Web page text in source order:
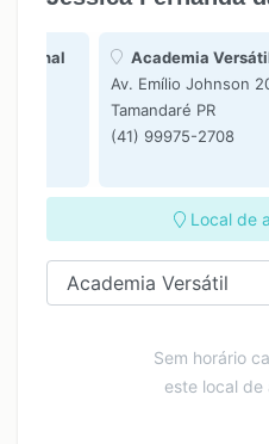
16:00
Academia
Av. Emílio Johnson
Tamandaré PR
(41) 99975-2708
Local de
Sem horário
este local de